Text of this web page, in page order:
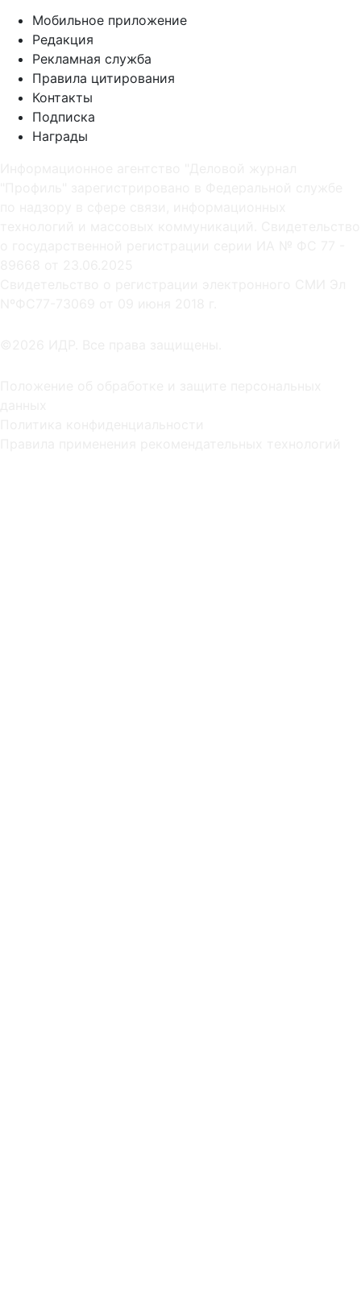
Мобильное приложение
Редакция
Рекламная служба
Правила цитирования
Контакты
Подписка
Награды